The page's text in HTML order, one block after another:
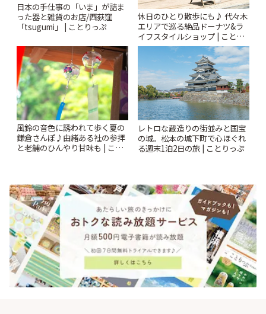
日本の手仕事の「いま」が詰ま
った器と雑貨のお店/西荻窪
「tsugumi」 | ことりっぷ
休日のひとり散歩にも♪ 代々木
エリアで巡る絶品ドーナツ&ラ
イフスタイルショップ | ことり
っぷ
風鈴の音色に誘われて歩く夏の
鎌倉さんぽ♪由緒ある社の参拝
と老舗のひんやり甘味も | こと
レトロな蔵造りの街並みと国宝
の城。松本の城下町で心ほぐれ
る週末1泊2日の旅 | ことりっぷ